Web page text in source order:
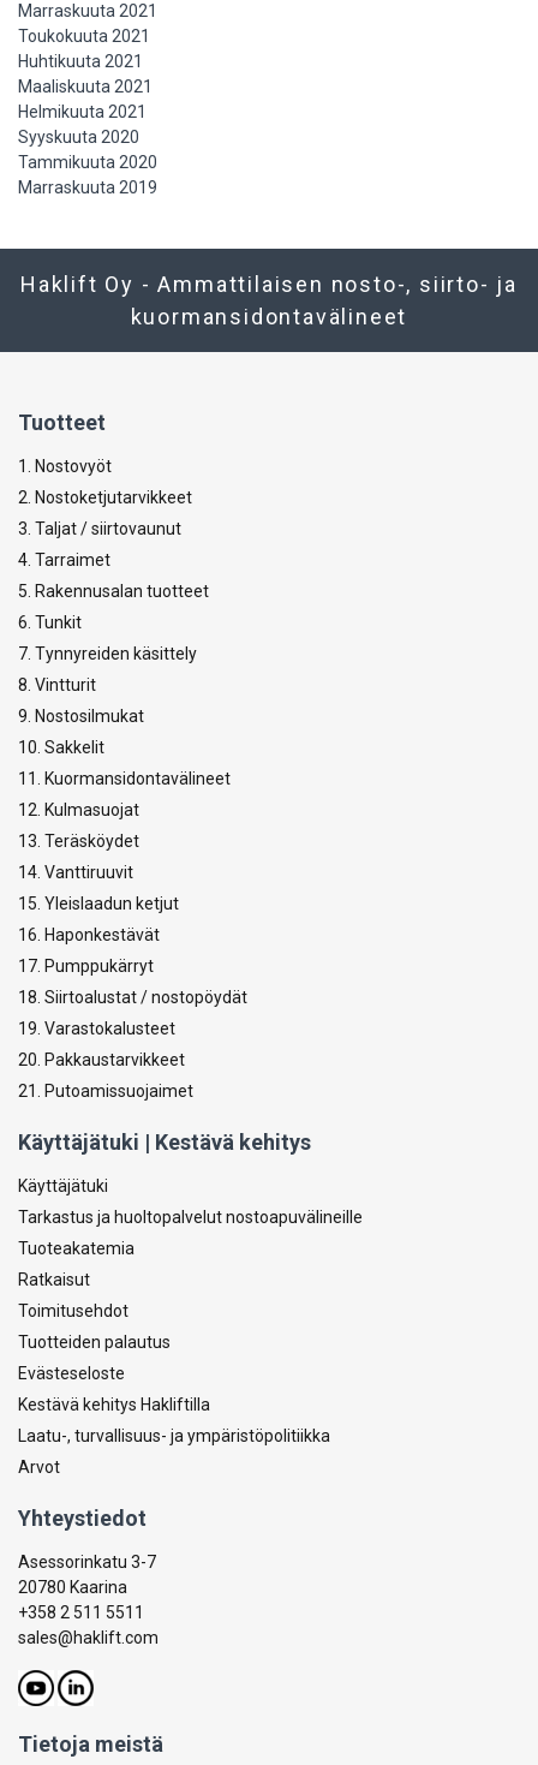
Marraskuuta 2021
Toukokuuta 2021
Huhtikuuta 2021
Maaliskuuta 2021
Helmikuuta 2021
Syyskuuta 2020
Tammikuuta 2020
Marraskuuta 2019
Haklift Oy - Ammattilaisen nosto-, siirto- ja
kuormansidontavälineet
Tuotteet
1. Nostovyöt
2. Nostoketjutarvikkeet
3. Taljat / siirtovaunut
4. Tarraimet
5. Rakennusalan tuotteet
6. Tunkit
7. Tynnyreiden käsittely
8. Vintturit
9. Nostosilmukat
10. Sakkelit
11. Kuormansidontavälineet
12. Kulmasuojat
13. Teräsköydet
14. Vanttiruuvit
15. Yleislaadun ketjut
16. Haponkestävät
17. Pumppukärryt
18. Siirtoalustat / nostopöydät
19. Varastokalusteet
20. Pakkaustarvikkeet
21. Putoamissuojaimet
Käyttäjätuki | Kestävä kehitys
Käyttäjätuki
Tarkastus ja huoltopalvelut nostoapuvälineille
Tuoteakatemia
Ratkaisut
Toimitusehdot
Tuotteiden palautus
Evästeseloste
Kestävä kehitys Hakliftilla
Laatu-, turvallisuus- ja ympäristöpolitiikka
Arvot
Yhteystiedot
Asessorinkatu 3-7
20780 Kaarina
+358 2 511 5511
sales@haklift.com
Tietoja meistä